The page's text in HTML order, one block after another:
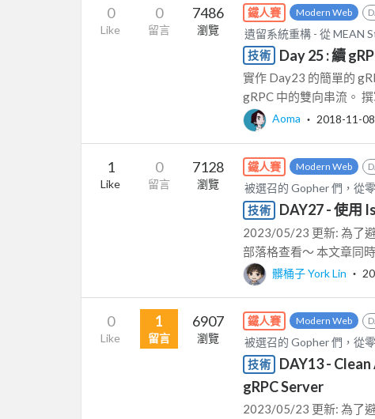
0
Like
0
留言
7486
瀏覽
鐵人賽 Modern Web
遺留系統重構 - 從 MEAN
技術
Day 25 : 續
實作 Day23 的簡單的
gRPC 中的雙向串流。
Aoma ‧ 2018-11-08
1
Like
0
留言
7128
瀏覽
鐵人賽 Modern Web
被選召的 Gopher 們，從
技術
DAY27 - 使用
2023/05/23 更新: 為了
部落格查看～ 本文章同
髒桶子 York Lin ‧
0
Like
1
留言
6907
瀏覽
鐵人賽 Modern Web
被選召的 Gopher 們，從
技術
DAY13 -
gRPC Server
2023/05/23 更新: 為了